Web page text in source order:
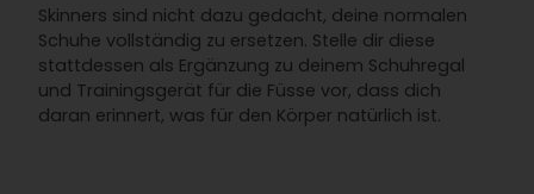
Skinners sind nicht dazu gedacht, deine normalen
Schuhe vollständig zu ersetzen. Stelle dir diese
stattdessen als Ergänzung zu deinem Schuhregal
und Trainingsgerät für die Füsse vor, dass dich
daran erinnert, was für den Körper natürlich ist.